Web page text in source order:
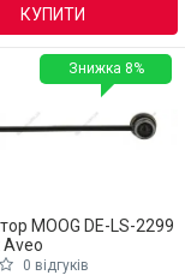
КУПИТИ
MOOG DE-LS-2299
0 відгуків
Знижка 8%